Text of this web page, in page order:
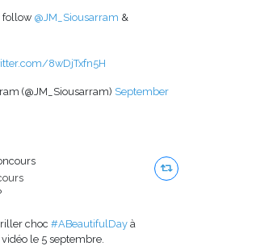
follow @JM_Siousarram &
8wDjTxfn5H
(@JM_Siousarram) September
choc #ABeautifulDay à
le 5 septembre.